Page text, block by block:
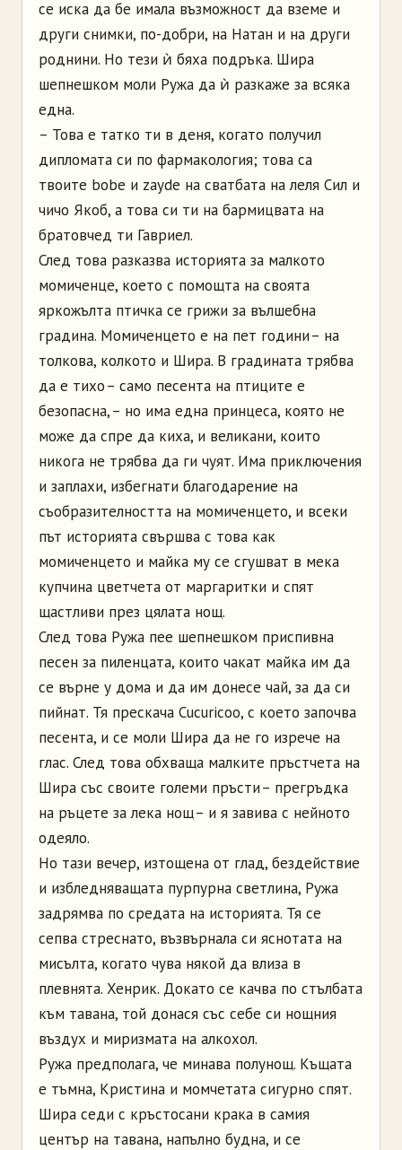
се иска да бе имала възможност да вземе и
други снимки, по-добри, на Натан и на други
роднини. Но тези ѝ бяха подръка. Шира
шепнешком моли Ружа да ѝ разкаже за всяка
една.
– Това е татко ти в деня, когато получил
дипломата си по фармакология; това са
твоите bobe и zayde на сватбата на леля Сил и
чичо Якоб, а това си ти на бармицвата на
братовчед ти Гавриел.
След това разказва историята за малкото
момиченце, което с помощта на своята
яркожълта птичка се грижи за вълшебна
градина. Момиченцето е на пет години – на
толкова, колкото и Шира. В градината трябва
да е тихо – само песента на птиците е
безопасна, – но има една принцеса, която не
може да спре да киха, и великани, които
никога не трябва да ги чуят. Има приключения
и заплахи, избегнати благодарение на
съобразителността на момиченцето, и всеки
път историята свършва с това как
момиченцето и майка му се сгушват в мека
купчина цветчета от маргаритки и спят
щастливи през цялата нощ.
След това Ружа пее шепнешком приспивна
песен за пиленцата, които чакат майка им да
се върне у дома и да им донесе чай, за да си
пийнат. Тя прескача Cucuricoo, с което започва
песента, и се моли Шира да не го изрече на
глас. След това обхваща малките пръстчета на
Шира със своите големи пръсти – прегръдка
на ръцете за лека нощ – и я завива с нейното
одеяло.
Но тази вечер, изтощена от глад, бездействие
и избледняващата пурпурна светлина, Ружа
задрямва по средата на историята. Тя се
сепва стреснато, възвърнала си яснотата на
мисълта, когато чува някой да влиза в
плевнята. Хенрик. Докато се качва по стълбата
към тавана, той донася със себе си нощния
въздух и миризмата на алкохол.
Ружа предполага, че минава полунощ. Къщата
е тъмна, Кристина и момчетата сигурно спят.
Шира седи с кръстосани крака в самия
център на тавана, напълно будна, и се